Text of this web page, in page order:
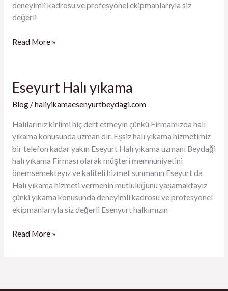
deneyimli kadrosu ve profesyonel ekipmanlarıyla siz
değerli
Read More »
Eseyurt Halı yıkama
Blog/haliyikamaesenyurtbeydagi.com
Halılarınız kirlimi hiç dert etmeyın çünkü Firmamızda halı
yıkama konusunda uzman dır. Eşsiz halı yıkama hizmetimiz
bir telefon kadar yakın Eseyurt Halı yıkama uzmanı Beydaği
halı yıkama Firması olarak müşteri memnuniyetini
önemsemekteyız ve kaliteli hizmet sunmanın Eseyurt da
Halı yıkama hizmeti vermenin mutluluğunu yaşamaktayız
çünki yıkama konusunda deneyimli kadrosu ve profesyonel
ekipmanlarıyla siz değerli Esenyurt halkımızın
Eseyurt
yıkama
Read More »